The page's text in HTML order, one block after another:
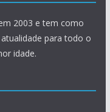
2003 e tem como
para todo o
idade.